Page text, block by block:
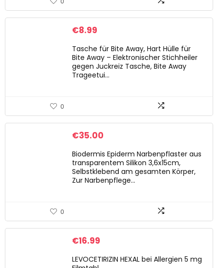
€8.99
Tasche für Bite Away, Hart Hülle für
Bite Away – Elektronischer Stichheiler
gegen Juckreiz Tasche, Bite Away
Trageetui…
0
€35.00
Biodermis Epiderm Narbenpflaster aus
transparentem Silikon 3,6x15cm,
Selbstklebend am gesamten Körper,
Zur Narbenpflege…
0
€16.99
LEVOCETIRIZIN HEXAL bei Allergien 5 mg